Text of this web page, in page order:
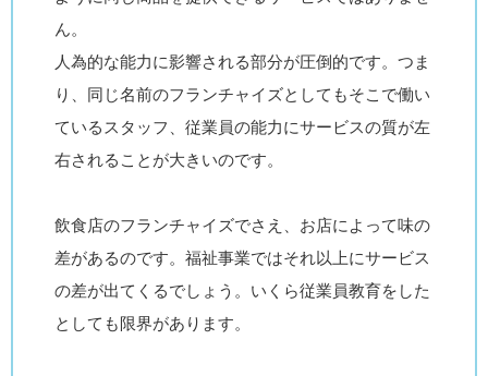
ん。
人為的な能力に影響される部分が圧倒的です。つま
り、同じ名前のフランチャイズとしてもそこで働い
ているスタッフ、従業員の能力にサービスの質が左
右されることが大きいのです。
飲食店のフランチャイズでさえ、お店によって味の
差があるのです。福祉事業ではそれ以上にサービス
の差が出てくるでしょう。いくら従業員教育をした
としても限界があります。